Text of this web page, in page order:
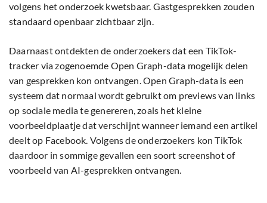
volgens het onderzoek kwetsbaar. Gastgesprekken zouden
standaard openbaar zichtbaar zijn.
Daarnaast ontdekten de onderzoekers dat een TikTok-
tracker via zogenoemde Open Graph-data mogelijk delen
van gesprekken kon ontvangen. Open Graph-data is een
systeem dat normaal wordt gebruikt om previews van links
op sociale media te genereren, zoals het kleine
voorbeeldplaatje dat verschijnt wanneer iemand een artikel
deelt op Facebook. Volgens de onderzoekers kon TikTok
daardoor in sommige gevallen een soort screenshot of
voorbeeld van AI-gesprekken ontvangen.